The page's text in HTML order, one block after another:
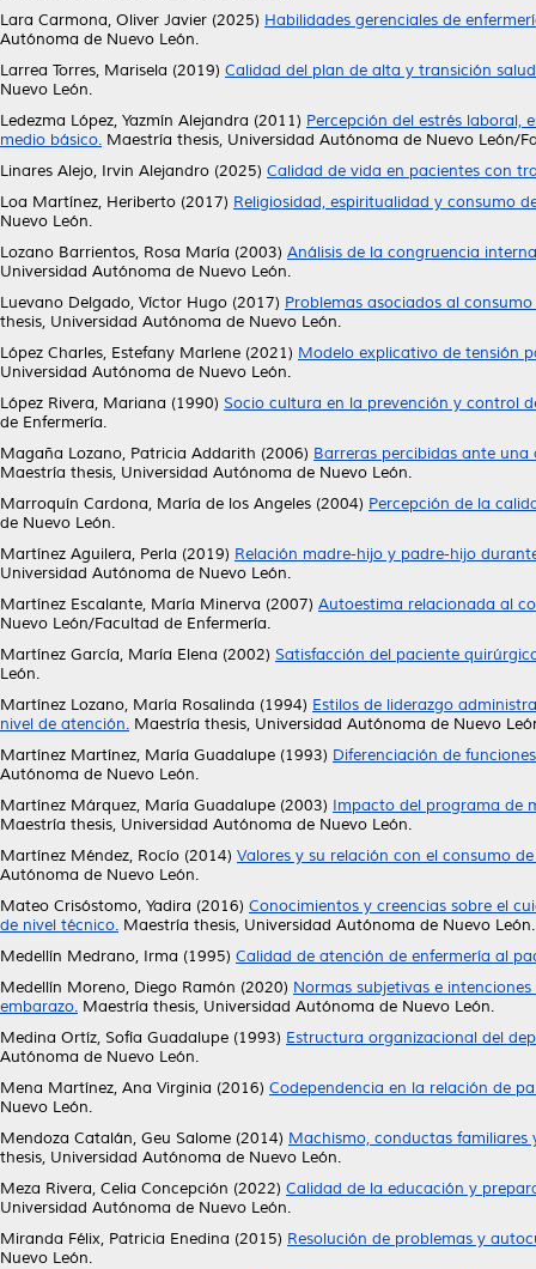
Lara Carmona, Oliver Javier (2025) Habilidades gerenciales de
Autónoma de Nuevo León.
Larrea Torres, Marisela (2019) Calidad del plan de alta y transición
Nuevo León.
Ledezma López, Yazmín Alejandra (2011) Percepción del estrés laboral,
medio básico. Maestría thesis, Universidad Autónoma de Nuevo León/
Linares Alejo, Irvin Alejandro (2025) Calidad de vida en pacientes con
Loa Martínez, Heriberto (2017) Religiosidad, espiritualidad y consumo
Nuevo León.
Lozano Barrientos, Rosa María (2003) Análisis de la congruencia
Universidad Autónoma de Nuevo León.
Luevano Delgado, Víctor Hugo (2017) Problemas asociados al
thesis, Universidad Autónoma de Nuevo León.
López Charles, Estefany Marlene (2021) Modelo explicativo de tensión
Universidad Autónoma de Nuevo León.
López Rivera, Mariana (1990) Socio cultura en la prevención y control
de Enfermería.
Magaña Lozano, Patricia Addarith (2006) Barreras percibidas ante
Maestría thesis, Universidad Autónoma de Nuevo León.
Marroquín Cardona, María de los Angeles (2004) Percepción de la
de Nuevo León.
Martínez Aguilera, Perla (2019) Relación madre-hijo y padre-hijo
Universidad Autónoma de Nuevo León.
Martínez Escalante, María Minerva (2007) Autoestima relacionada al
Nuevo León/Facultad de Enfermería.
Martínez García, María Elena (2002) Satisfacción del paciente
León.
Martínez Lozano, María Rosalinda (1994) Estilos de liderazgo
nivel de atención. Maestría thesis, Universidad Autónoma de Nuevo
Martínez Martínez, María Guadalupe (1993) Diferenciación de
Autónoma de Nuevo León.
Martínez Márquez, María Guadalupe (2003) Impacto del programa de
Maestría thesis, Universidad Autónoma de Nuevo León.
Martínez Méndez, Rocío (2014) Valores y su relación con el consumo
Autónoma de Nuevo León.
Mateo Crisóstomo, Yadira (2016) Conocimientos y creencias sobre el
de nivel técnico. Maestría thesis, Universidad Autónoma de Nuevo León.
Medellín Medrano, Irma (1995) Calidad de atención de enfermería al
Medellín Moreno, Diego Ramón (2020) Normas subjetivas e
embarazo. Maestría thesis, Universidad Autónoma de Nuevo León.
Medina Ortíz, Sofía Guadalupe (1993) Estructura organizacional del
Autónoma de Nuevo León.
Mena Martínez, Ana Virginia (2016) Codependencia en la relación de
Nuevo León.
Mendoza Catalán, Geu Salome (2014) Machismo, conductas
thesis, Universidad Autónoma de Nuevo León.
Meza Rivera, Celia Concepción (2022) Calidad de la educación y
Universidad Autónoma de Nuevo León.
Miranda Félix, Patricia Enedina (2015) Resolución de problemas y
Nuevo León.